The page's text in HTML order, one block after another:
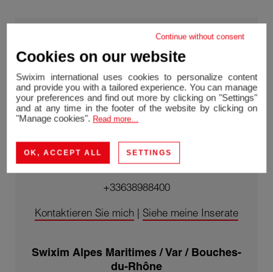
Daniel RUSSO
EI - Agent Swixim Marseille 4ème
RSAC 335 053 724 / Marseille
+33638988400
Kontaktieren Sie mich | Siehe meine Inserate
Swixim Alpes Maritimes / Var / Bouches-
du-Rhône
Continue without consent
Cookies on our website
Swixim international uses cookies to personalize content
and provide you with a tailored experience. You can manage
your preferences and find out more by clicking on "Settings"
and at any time in the footer of the website by clicking on
"Manage cookies". Read more...
OK, ACCEPT ALL SETTINGS